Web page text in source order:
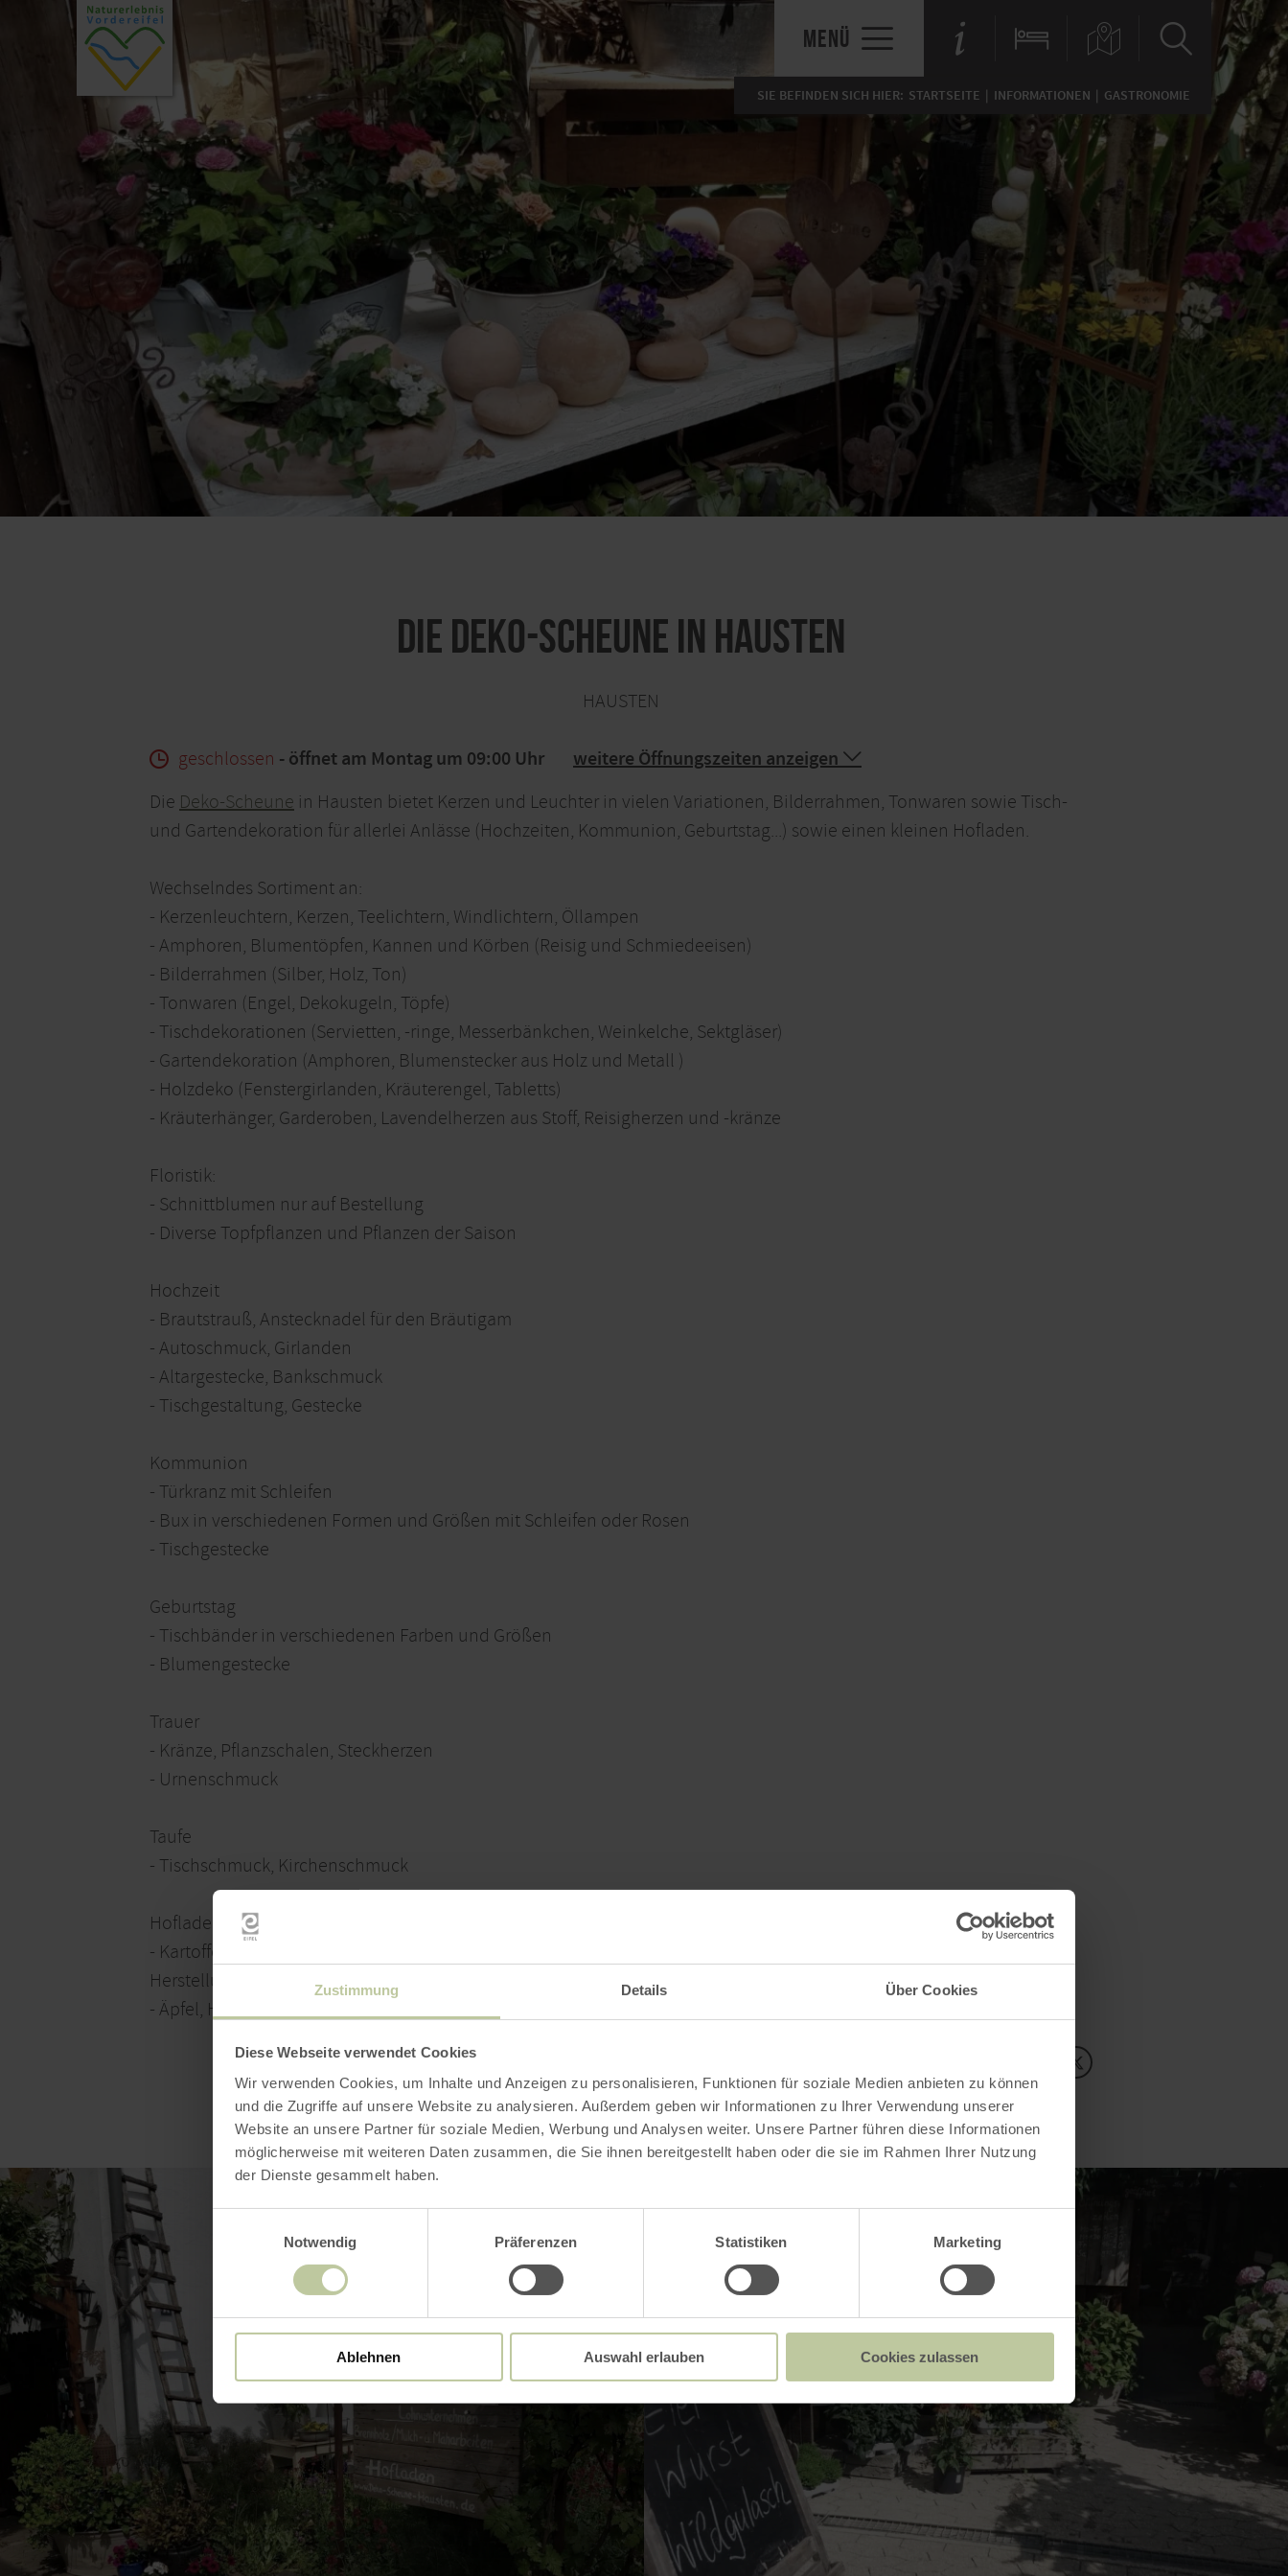
Zustimmung Details Über Cookies
Diese Webseite verwendet Cookies
Wir verwenden Cookies, um Inhalte und Anzeigen zu personalisieren, Funktionen für soziale Medien anbieten zu können
und die Zugriffe auf unsere Website zu analysieren. Außerdem geben wir Informationen zu Ihrer Verwendung unserer
Website an unsere Partner für soziale Medien, Werbung und Analysen weiter. Unsere Partner führen diese Informationen
möglicherweise mit weiteren Daten zusammen, die Sie ihnen bereitgestellt haben oder die sie im Rahmen Ihrer Nutzung
der Dienste gesammelt haben.
Notwendig
Präferenzen Statistiken Marketing
Ablehnen Auswahl erlauben Cookies zulassen
MENÜ
SIE BEFINDEN SICH HIER: STARTSEITE INFORMATIONEN GASTRONOMIE
Die Deko-Scheune in Hausten
HAUSTEN
geschlossen - öffnet am Montag um 09:00 Uhr weitere Öffnungszeiten anzeigen
Die Deko-Scheune in Hausten bietet Kerzen und Leuchter in vielen Variationen, Bilderrahmen, Tonwaren sowie Tisch-
und Gartendekoration für allerlei Anlässe (Hochzeiten, Kommunion, Geburtstag...) sowie einen kleinen Hofladen.
Wechselndes Sortiment an:
- Kerzenleuchtern, Kerzen, Teelichtern, Windlichtern, Öllampen
- Amphoren, Blumentöpfen, Kannen und Körben (Reisig und Schmiedeeisen)
- Bilderrahmen (Silber, Holz, Ton)
- Tonwaren (Engel, Dekokugeln, Töpfe)
- Tischdekorationen (Servietten, -ringe, Messerbänkchen, Weinkelche, Sektgläser)
- Gartendekoration (Amphoren, Blumenstecker aus Holz und Metall )
- Holzdeko (Fenstergirlanden, Kräuterengel, Tabletts)
- Kräuterhänger, Garderoben, Lavendelherzen aus Stoff, Reisigherzen und -kränze
Floristik:
- Schnittblumen nur auf Bestellung
- Diverse Topfpflanzen und Pflanzen der Saison
Hochzeit
- Brautstrauß, Anstecknadel für den Bräutigam
- Autoschmuck, Girlanden
- Altargestecke, Bankschmuck
- Tischgestaltung, Gestecke
Kommunion
- Türkranz mit Schleifen
- Bux in verschiedenen Formen und Größen mit Schleifen oder Rosen
- Tischgestecke
Geburtstag
- Tischbänder in verschiedenen Farben und Größen
- Blumengestecke
Trauer
- Kränze, Pflanzschalen, Steckherzen
- Urnenschmuck
Taufe
- Tischschmuck, Kirchenschmuck
Hofladen
- Kartoffeln, Getreide, Mehl, saisonales Gemüse, Rindelblumensalbe, Marmelade, Eier aus eigenem Anbau bzw. eigener
Herstellung.
- Äpfel, Honig, Wurst, Dosenwurst, Öle, Nudeln und Gewürze aus der Region